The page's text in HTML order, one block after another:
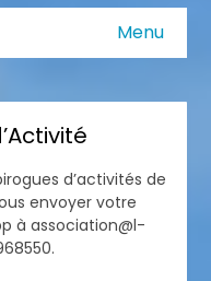
Menu
d’activités de
envoyer votre
à association@l-